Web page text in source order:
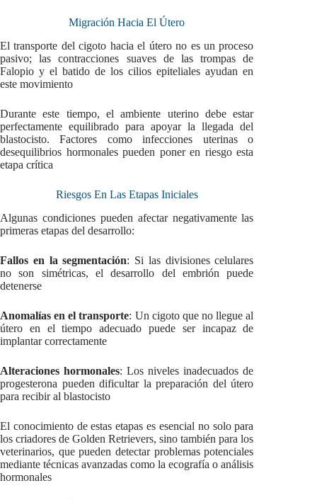
Migración Hacia El Útero
El transporte del cigoto hacia el útero no es un proceso
pasivo; las contracciones suaves de las trompas de
Falopio y el batido de los cilios epiteliales ayudan en
este movimiento
Durante este tiempo, el ambiente uterino debe estar
perfectamente equilibrado para apoyar la llegada del
blastocisto. Factores como infecciones uterinas o
desequilibrios hormonales pueden poner en riesgo esta
etapa crítica
Riesgos En Las Etapas Iniciales
Algunas condiciones pueden afectar negativamente las
primeras etapas del desarrollo:
Fallos en la segmentación: Si las divisiones celulares
no son simétricas, el desarrollo del embrión puede
detenerse
Anomalías en el transporte: Un cigoto que no llegue al
útero en el tiempo adecuado puede ser incapaz de
implantar correctamente
Alteraciones hormonales: Los niveles inadecuados de
progesterona pueden dificultar la preparación del útero
para recibir al blastocisto
El conocimiento de estas etapas es esencial no solo para
los criadores de Golden Retrievers, sino también para los
veterinarios, que pueden detectar problemas potenciales
mediante técnicas avanzadas como la ecografía o análisis
hormonales